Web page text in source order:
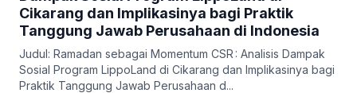
Cikarang dan Implikasinya bagi Praktik
Tanggung Jawab Perusahaan di Indonesia
Judul: Ramadan sebagai Momentum CSR : Analisis Dampak
Sosial Program LippoLand di Cikarang dan Implikasinya bagi
Praktik Tanggung Jawab Perusahaan d...